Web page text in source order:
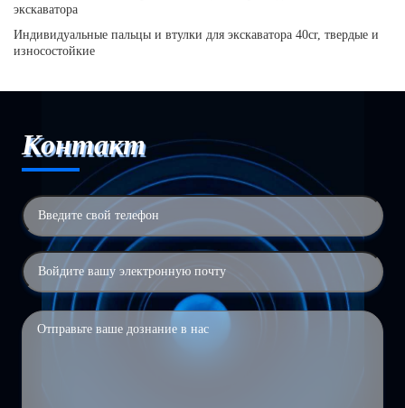
экскаватора
Индивидуальные пальцы и втулки для экскаватора 40cr, твердые и
износостойкие
Контакт